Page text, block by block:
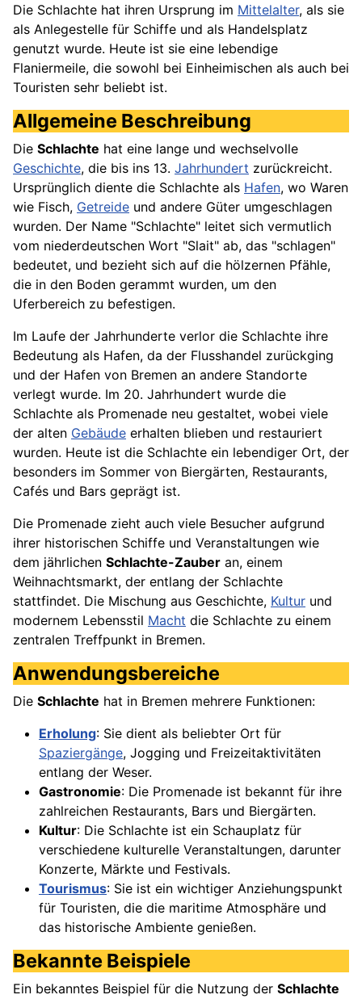
Die Schlachte hat ihren Ursprung im Mittelalter, als sie
als Anlegestelle für Schiffe und als Handelsplatz
genutzt wurde. Heute ist sie eine lebendige
Flaniermeile, die sowohl bei Einheimischen als auch bei
Touristen sehr beliebt ist.
Allgemeine Beschreibung
Die Schlachte hat eine lange und wechselvolle
Geschichte, die bis ins 13. Jahrhundert zurückreicht.
Ursprünglich diente die Schlachte als Hafen, wo Waren
wie Fisch, Getreide und andere Güter umgeschlagen
wurden. Der Name "Schlachte" leitet sich vermutlich
vom niederdeutschen Wort "Slait" ab, das "schlagen"
bedeutet, und bezieht sich auf die hölzernen Pfähle,
die in den Boden gerammt wurden, um den
Uferbereich zu befestigen.
Im Laufe der Jahrhunderte verlor die Schlachte ihre
Bedeutung als Hafen, da der Flusshandel zurückging
und der Hafen von Bremen an andere Standorte
verlegt wurde. Im 20. Jahrhundert wurde die
Schlachte als Promenade neu gestaltet, wobei viele
der alten Gebäude erhalten blieben und restauriert
wurden. Heute ist die Schlachte ein lebendiger Ort, der
besonders im Sommer von Biergärten, Restaurants,
Cafés und Bars geprägt ist.
Die Promenade zieht auch viele Besucher aufgrund
ihrer historischen Schiffe und Veranstaltungen wie
dem jährlichen Schlachte-Zauber an, einem
Weihnachtsmarkt, der entlang der Schlachte
stattfindet. Die Mischung aus Geschichte, Kultur und
modernem Lebensstil Macht die Schlachte zu einem
zentralen Treffpunkt in Bremen.
Anwendungsbereiche
Die Schlachte hat in Bremen mehrere Funktionen:
Erholung: Sie dient als beliebter Ort für
Spaziergänge, Jogging und Freizeitaktivitäten
entlang der Weser.
Gastronomie: Die Promenade ist bekannt für ihre
zahlreichen Restaurants, Bars und Biergärten.
Kultur: Die Schlachte ist ein Schauplatz für
verschiedene kulturelle Veranstaltungen, darunter
Konzerte, Märkte und Festivals.
Tourismus: Sie ist ein wichtiger Anziehungspunkt
für Touristen, die die maritime Atmosphäre und
das historische Ambiente genießen.
Bekannte Beispiele
Ein bekanntes Beispiel für die Nutzung der Schlachte